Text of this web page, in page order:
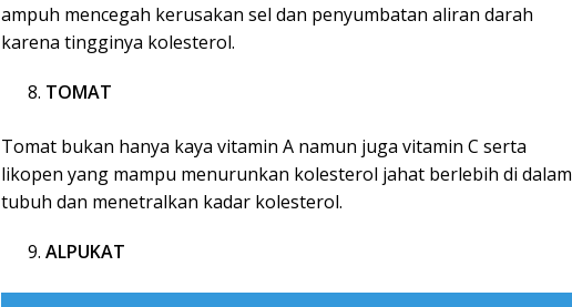
ampuh mencegah kerusakan sel dan penyumbatan aliran darah
karena tingginya kolesterol.
TOMAT
Tomat bukan hanya kaya vitamin A namun juga vitamin C serta
likopen yang mampu menurunkan kolesterol jahat berlebih di dalam
tubuh dan menetralkan kadar kolesterol.
ALPUKAT